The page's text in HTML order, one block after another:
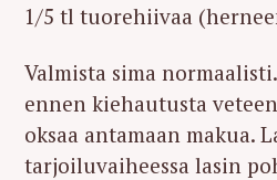
1/5 tl tuorehiivaa
Valmista sima
ennen kiehautusta
oksaa antamaan makua.
tarjoiluvaiheessa lasin